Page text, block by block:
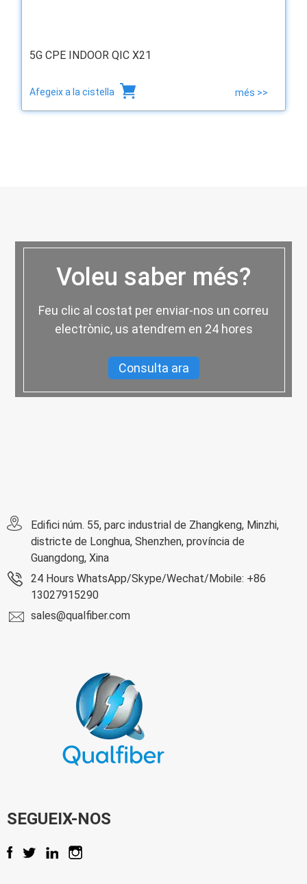
5G CPE INDOOR QIC X21
Afegeix a la cistella més >>
Voleu saber més?
Feu clic al costat per enviar-nos un correu
electrònic, us atendrem en 24 hores
Consulta ara
Edifici núm. 55, parc industrial de Zhangkeng, Minzhi,
districte de Longhua, Shenzhen, província de
Guangdong, Xina
24 Hours WhatsApp/Skype/Wechat/Mobile: +86
13027915290
sales@qualfiber.com
SEGUEIX-NOS